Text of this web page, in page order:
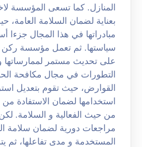
المنازل. كما تسعى المؤسسة
بعناية لضمان السلامة العامة،
مبادراتها في هذا المجال جزءا
سياستها. ثم تعمل مؤسسة ركن
على تحديث مستمر لممارساتها
التطورات في مجال مكافحة
القوارض، حيث تقوم بتعديل
استخدامها لضمان الاستفادة من
من حيث الفعالية و السلامة.
مراجعات دورية لضمان سلامة
المستخدمة و مدى تفاعلها، ثم